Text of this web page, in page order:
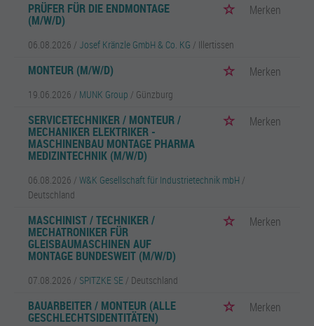
PRÜFER FÜR DIE ENDMONTAGE
(M/W/D)
Merken
06.08.2026 / Josef Kränzle GmbH & Co. KG / Illertissen
MONTEUR (M/W/D) Merken
19.06.2026 / MUNK Group / Günzburg
SERVICETECHNIKER / MONTEUR /
MECHANIKER ELEKTRIKER -
MASCHINENBAU MONTAGE PHARMA
MEDIZINTECHNIK (M/W/D)
Merken
06.08.2026 / W&K Gesellschaft für Industrietechnik mbH /
Deutschland
MASCHINIST / TECHNIKER /
MECHATRONIKER FÜR
GLEISBAUMASCHINEN AUF
MONTAGE BUNDESWEIT (M/W/D)
Merken
07.08.2026 / SPITZKE SE / Deutschland
BAUARBEITER / MONTEUR (ALLE
GESCHLECHTSIDENTITÄTEN)
Merken